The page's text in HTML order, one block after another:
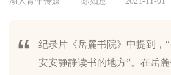
纪录片《岳麓书院》中提到，
安安静静读书的地方”。在岳